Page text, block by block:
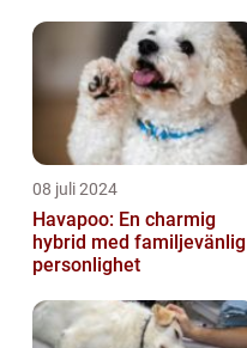
08 juli 2024
Havapoo: En charmig
hybrid med familjevänlig
personlighet